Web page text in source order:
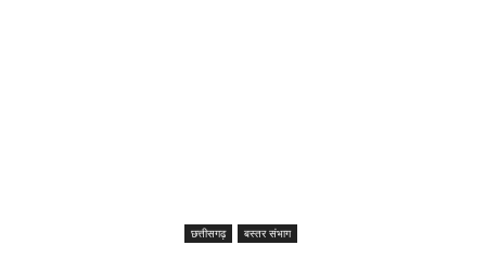
छत्तीसगढ़ बस्तर संभाग